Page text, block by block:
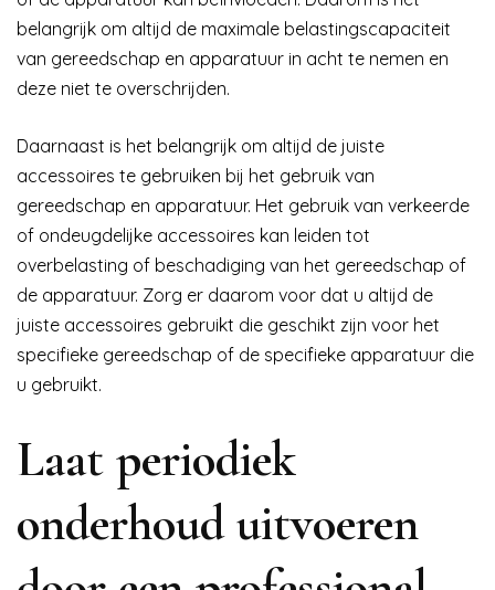
belangrijk om altijd de maximale belastingscapaciteit
van gereedschap en apparatuur in acht te nemen en
deze niet te overschrijden.
Daarnaast is het belangrijk om altijd de juiste
accessoires te gebruiken bij het gebruik van
gereedschap en apparatuur. Het gebruik van verkeerde
of ondeugdelijke accessoires kan leiden tot
overbelasting of beschadiging van het gereedschap of
de apparatuur. Zorg er daarom voor dat u altijd de
juiste accessoires gebruikt die geschikt zijn voor het
specifieke gereedschap of de specifieke apparatuur die
u gebruikt.
Laat periodiek
onderhoud uitvoeren